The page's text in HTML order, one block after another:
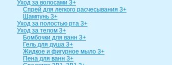
Уход за волосами 3+
Спрей для легкого расчесывания 3+
Шампунь 3+
Уход за полостью рта 3+
Уход за телом 3+
Бомбочки для ванн 3+
Гель для душа 3+
Жидкое и фигурное мыло 3+
Пена для ванн 3+